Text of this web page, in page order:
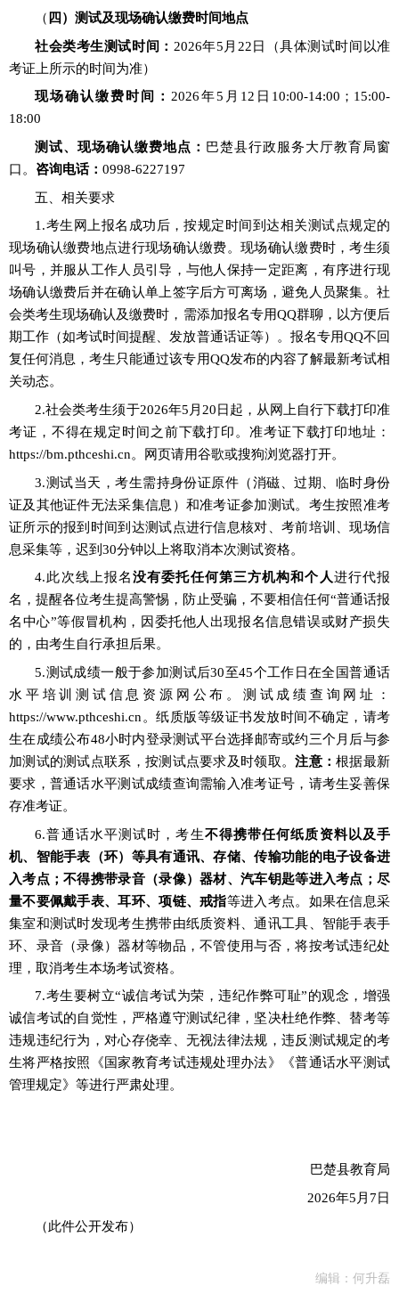
（ 四）测试及现场确认缴费时间地点
社会类考生测试时间 ： 2026年5 月 22 日 （具体测试时间以准
考证上所示的时间为准）
现场确认缴费时间
：2026年5 月 12 日 10:00-14:00 ； 15:00-
18:00
测试、现场确认缴费地点： 巴楚县行政服务大厅教育局窗
口 。 咨询电话： 0998-6227197
五、相关要求
1.考生网上报名成功后，按规定时间到达相关测试点规定的
现场确认缴费地点进行现场确认缴费。现场确认缴费时，考生须
叫号，并服从工作人员引导，与他人保持一定距离，有序进行现
场确认缴费后并在确认单上签字后方可离场 ，避免人员聚集。社
会类考生现场确认及缴费时，需添加报名专用QQ群聊 ，以方便后
期工作（如考试时间提醒、发放普通话证等）。报名专用QQ不回
复任何消息，考生只能通过该专用QQ发布的内容了解最新考试相
关动态。
2.社会类考生须于2026年5 月 20 日起， 从网上自行下载打印准
考证，不得在规定时间之前下载打印。准考证下载打印地址：
https://bm.pthceshi.cn。网页请用谷歌或搜狗浏览器打开。
3.测试当天，考生需持身份证原件 （消磁、过期、临时身份
证及其他证件无法采集信息）和准考证参加测试。考生按照准考
证所示的报到时间到达测试点进行信息核对、考前培训、现场信
息采集等 ，迟到 30分钟以上将取消本次测试资格。
4.此次线上报名没有委托任何第三方机构和个人进行代报
名，提醒各位考生提高警惕，防止受骗，不要相信任何“普通话报
名中心”等假冒机构，因委托他人出现报名信息错误或财产损失
的，由考生自行承担后果。
5.测试成绩一般于参加测试后30至45个工作日在全国普通话
水平培训测试信息资源网公布 。 测试成绩查询网址：
https://www.pthceshi.cn 。纸质版等级证书发放时间不确定，请考
生在成绩公布48小时内登录测试平台选择邮寄或约三个月后与参
加测试的测试点联系，按测试点要求及时领取。注意：根据最新
要求，普通话水平测试成绩查询需输入准考证号，请考生妥善保
存准考证。
6.普通话水平测试时 ，考生不得携带任何纸质资料以及手
机、智能手表（环）等具有通讯、存储、传输功能的电子设备进
入考点；不得携带录音（录像）器材、汽车钥匙等进入考点 ； 尽
量不要佩戴手表、耳环、项链、戒指等进入考点。如果在信息采
集室和测试时发现考生携带由纸质资料、通讯工具、 智能手表手
环、 录音（录像）器材等物品 ，不管使用与否，将按考试违纪处
理，取消考生本场考试资格。
7.考生要树立“诚信考试为荣，违纪作弊可耻”的观念，增强
诚信考试的自觉性，严格遵守测试纪律，坚决杜绝作弊、替考等
违规违纪行为，对心存侥幸、无视法律法规，违反测试规定的考
生将严格按照《国家教育考试违规处理办法》《普通话水平测试
管理规定》等进行严肃处理。
巴楚县教育局
2026年5 月 7 日
（此件公开发布）
编辑：何升磊